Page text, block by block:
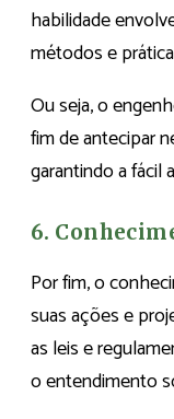
habilidade
métodos e
Ou seja, o
fim de antecipar
garantindo a fácil
6.
Por fim, o
suas ações e
as leis e
o entendimento